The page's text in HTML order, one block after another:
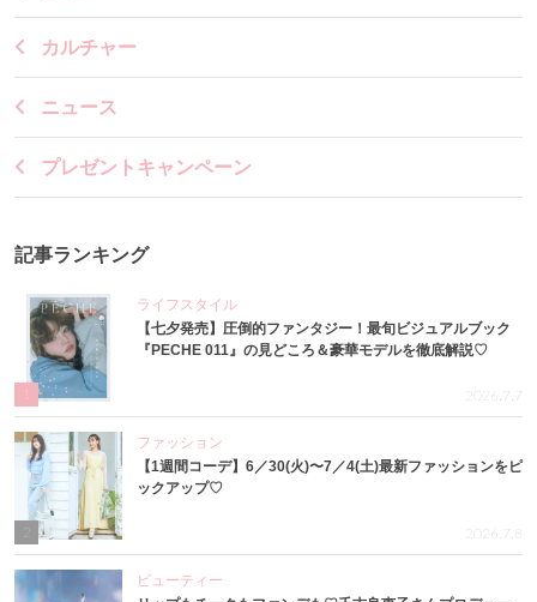
カルチャー
ニュース
プレゼントキャンペーン
記事ランキング
ライフスタイル
【七夕発売】圧倒的ファンタジー！最旬ビジュアルブック
『PECHE 011』の見どころ＆豪華モデルを徹底解説♡
2026.7.7
ファッション
【1週間コーデ】6／30(火)〜7／4(土)最新ファッションをピ
ックアップ♡
2026.7.8
ビューティー